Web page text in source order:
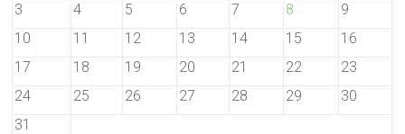
3
4 5 6 7 8
9
10
11 12 13 14 15
16
17
18 19 20 21 22
23
24
25 26 27 28 29
30
31